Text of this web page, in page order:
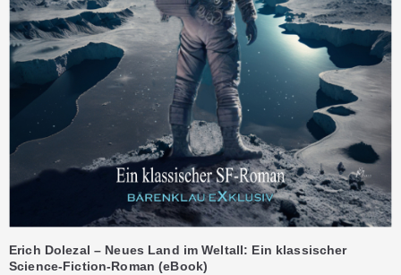
Erich Dolezal – Neues Land im Weltall: Ein klassischer
Science-Fiction-Roman (eBook)